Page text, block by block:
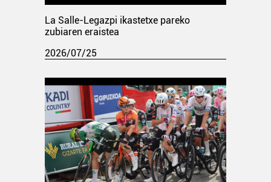
La Salle-Legazpi ikastetxe pareko
zubiaren eraistea
2026/07/25